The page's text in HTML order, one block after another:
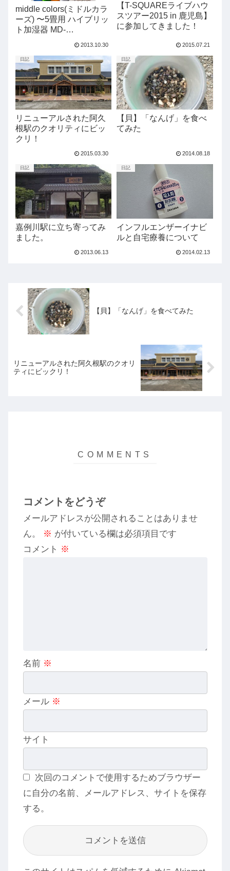
middle colors(ミドルカラ
ーズ) 〜5畳用 ハイブリッ
ト加湿器 MD-
KH1001(OR)オレンジ・
2013.10.30
【T-SQUAREライブハウ
スツアー2015 in 鹿児島】
に参加してきました！
2015.07.21
日記
リニューアルされた阿久
根駅のクオリティにビッ
クリ！
2015.03.30
日記
【貝】「なんげ」を食べ
てみた
2014.08.18
日記
嘉例川駅に立ち寄ってみ
ました。
2013.06.13
日記
インフルエンザーイナビ
ルと自宅療養について
2014.02.13
【貝】「なんげ」を食べてみた
リニューアルされた阿久根駅のクオリ
ティにビックリ！
コメントをどうぞ
メールアドレスが公開されることはありませ
ん。
※ が付いている欄は必須項目です
コメント ※
名前 ※
メール ※
サイト
次回のコメントで使用するためブラウザー
に自分の名前、メールアドレス、サイトを保存
する。